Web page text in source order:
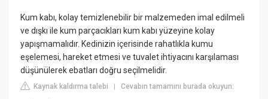
Kum kabı, kolay temizlenebilir bir malzemeden imal edilmeli
ve dışkı ile kum parçacıkları kum kabı yüzeyine kolay
yapışmamalıdır. Kedinizin içerisinde rahatlıkla kumu
eşelemesi, hareket etmesi ve tuvalet ihtiyacını karşılaması
düşünülerek ebatları doğru seçilmelidir.
Kaynak kaldırma talebi |Cevabın tamamını burada okuyun: